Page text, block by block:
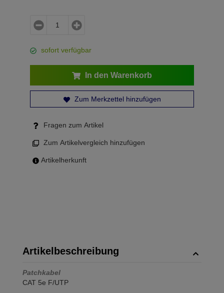
sofort verfügbar
In den Warenkorb
Zum Merkzettel hinzufügen
Fragen zum Artikel
Zum Artikelvergleich hinzufügen
Artikelherkunft
Artikelbeschreibung
Patchkabel
CAT 5e F/UTP